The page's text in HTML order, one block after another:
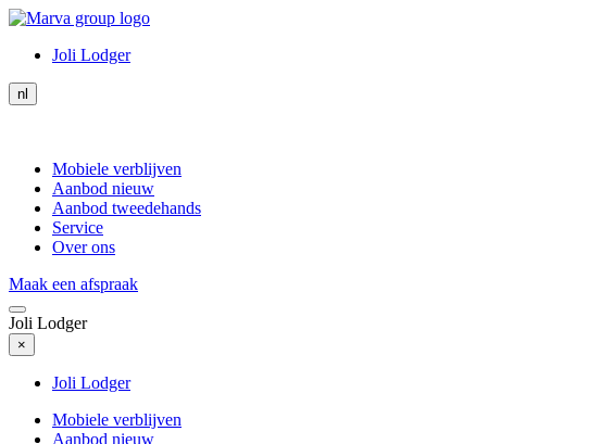
Joli Lodger
nl
Mobiele verblijven
Aanbod nieuw
Aanbod tweedehands
Service
Over ons
Maak een afspraak
Joli Lodger
×
Joli Lodger
Mobiele verblijven
Aanbod nieuw